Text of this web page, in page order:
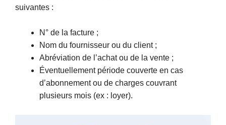
suivantes :
N° de la facture ;
Nom du fournisseur ou du client ;
Abréviation de l’achat ou de la vente ;
Éventuellement période couverte en cas
d’abonnement ou de charges couvrant
plusieurs mois (ex : loyer).